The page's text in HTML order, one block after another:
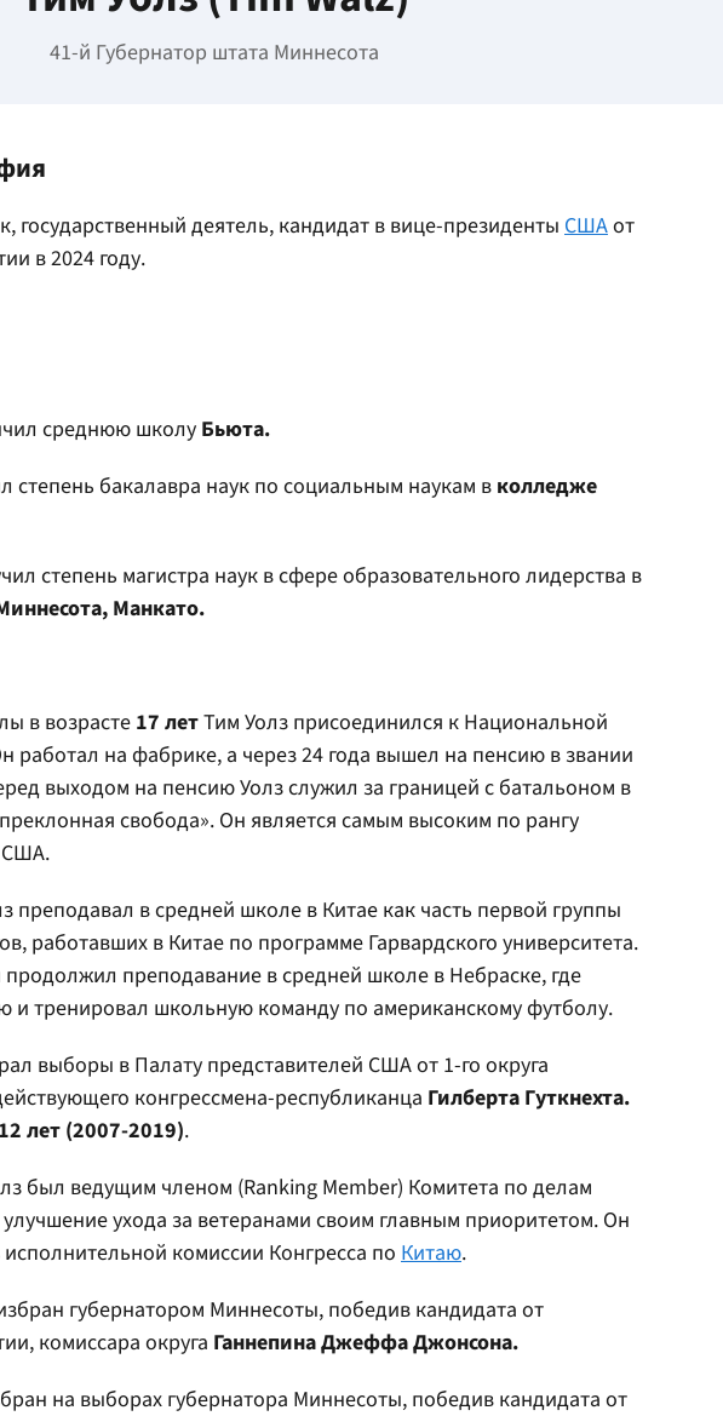
41-й Губернатор штата Миннесота
государственный деятель, кандидат в вице-президенты СШАот
в 2024 году.
среднюю школу Бьюта.
степень бакалавра наук по социальным наукам в колледже
степень магистра наук в сфере образовательного лидерства в
Манкато.
в возрасте 17 летТим Уолз присоединился к Национальной
работал на фабрике, а через 24 года вышел на пенсию в звании
выходом на пенсию Уолз служил за границей с батальоном в
свобода». Он является самым высоким по рангу
США.
преподавал в средней школе в Китае как часть первой группы
работавших в Китае по программе Гарвардского университета.
преподавание в средней школе в Небраске, где
и тренировал школьную команду по американскому футболу.
выборы в Палату представителей США от 1-го округа
конгрессмена-республиканца Гилберта Гуткнехта.
12 лет (2007-2019).
был ведущим членом (Ranking Member) Комитета по делам
улучшение ухода за ветеранами своим главным приоритетом. Он
комиссии Конгресса по Китаю.
губернатором Миннесоты, победив кандидата от
комиссара округа Ганнепина Джеффа Джонсона.
на выборах губернатора Миннесоты, победив кандидата от